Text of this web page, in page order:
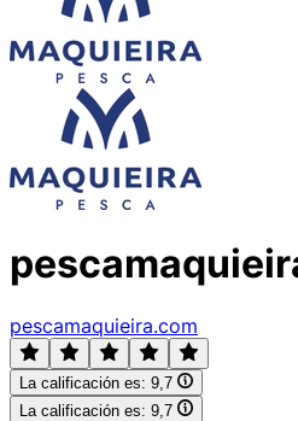
pescamaquieira.com
La calificación es: 9,7
La calificación es: 9,7